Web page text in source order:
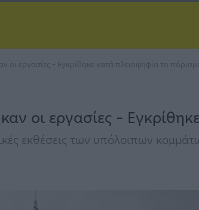
οι εργασίες – Εγκρίθηκε κατά πλειοψηφία το
οι εργασίες –
εκθέσεις των υπόλοιπων